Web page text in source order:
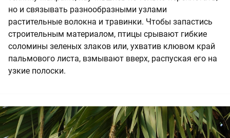
но и связывать разнообразными узлами
растительные волокна и травинки. Чтобы запастись
строительным материалом, птицы срывают гибкие
соломины зеленых злаков или, ухватив клювом край
пальмового листа, взмывают вверх, распуская его на
узкие полоски.